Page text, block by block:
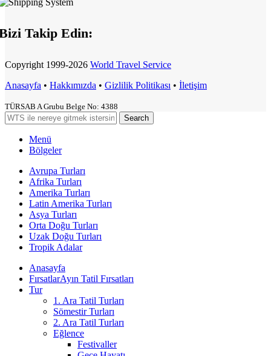
Takip Edin:
Copyright 1999-2026 World Travel Service
Anasayfa • Hakkımızda • Gizlilik Politikası • İletişim
TÜRSAB A Grubu Belge No: 4388
Search
Menü
Bölgeler
Avrupa Turları
Afrika Turları
Amerika Turları
Latin Amerika Turları
Asya Turları
Orta Doğu Turları
Uzak Doğu Turları
Tropik Adalar
Anasayfa
FırsatlarAyın Tatil Fırsatları
Tur
1. Ara Tatil Turları
Sömestir Turları
2. Ara Tatil Turları
Eğlence
Festivaller